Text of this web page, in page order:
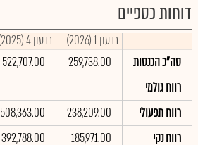
דוחות כספיים
רבעון 1 (2026) רבעון 4 (2025)
סה"כ הכנסות
259,738.00
522,707.00
רווח גולמי
רווח תפעולי
238,209.00
508,363.00
רווח נקי
185,971.00
392,788.00